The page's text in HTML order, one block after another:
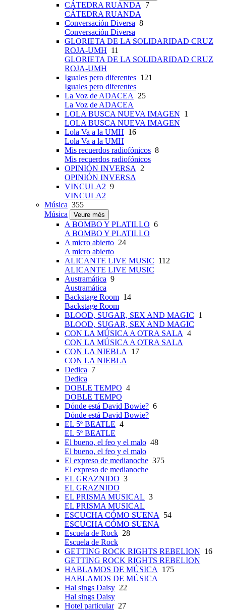
CÁTEDRA RUANDA
7
CÁTEDRA RUANDA
Conversación Diversa 8
Conversación Diversa
GLORIETA DE LA SOLIDARIDAD CRUZ
ROJA-UMH 11
GLORIETA DE LA SOLIDARIDAD CRUZ
ROJA-UMH
Iguales pero diferentes 121
Iguales pero diferentes
La Voz de ADACEA
25
La Voz de ADACEA
LOLA BUSCA NUEVA IMAGEN 1
LOLA BUSCA NUEVA IMAGEN
Lola Va a la UMH 16
Lola Va a la UMH
Mis recuerdos radiofónicos 8
Mis recuerdos radiofónicos
OPINIÓN INVERSA
2
OPINIÓN INVERSA
VINCULA2 9
VINCULA2
Música 355
Música
Veure més
A BOMBO Y PLATILLO 6
A BOMBO Y PLATILLO
A micro abierto 24
A micro abierto
ALICANTE LIVE MUSIC 112
ALICANTE LIVE MUSIC
Austramática 9
Austramática
Backstage Room 14
Backstage Room
BLOOD, SUGAR, SEX AND MAGIC 1
BLOOD, SUGAR, SEX AND MAGIC
CON LA MÚSICA A OTRA SALA 4
CON LA MÚSICA A OTRA SALA
CON LA NIEBLA
17
CON LA NIEBLA
Dedica 7
Dedica
DOBLE TEMPO 4
DOBLE TEMPO
Dónde está David Bowie? 6
Dónde está David Bowie?
EL 5º BEATLE 4
EL 5º BEATLE
El bueno, el feo y el malo 48
El bueno, el feo y el malo
El expreso de medianoche 375
El expreso de medianoche
EL GRAZNIDO 3
EL GRAZNIDO
EL PRISMA MUSICAL 3
EL PRISMA MUSICAL
ESCUCHA CÓMO SUENA
54
ESCUCHA CÓMO SUENA
Escuela de Rock 28
Escuela de Rock
GETTING ROCK RIGHTS REBELION 16
GETTING ROCK RIGHTS REBELION
HABLAMOS DE MÚSICA
175
HABLAMOS DE MÚSICA
Hal sings Daisy 22
Hal sings Daisy
Hotel particular27